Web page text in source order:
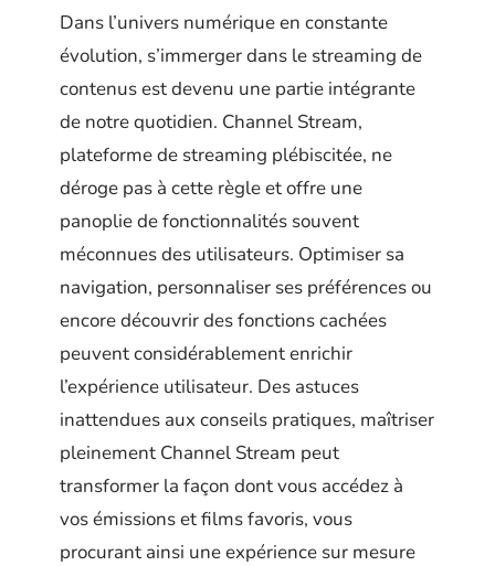
Dans l’univers numérique en constante
évolution, s’immerger dans le streaming de
contenus est devenu une partie intégrante
de notre quotidien. Channel Stream,
plateforme de streaming plébiscitée, ne
déroge pas à cette règle et offre une
panoplie de fonctionnalités souvent
méconnues des utilisateurs. Optimiser sa
navigation, personnaliser ses préférences ou
encore découvrir des fonctions cachées
peuvent considérablement enrichir
l’expérience utilisateur. Des astuces
inattendues aux conseils pratiques, maîtriser
pleinement Channel Stream peut
transformer la façon dont vous accédez à
vos émissions et films favoris, vous
procurant ainsi une expérience sur mesure